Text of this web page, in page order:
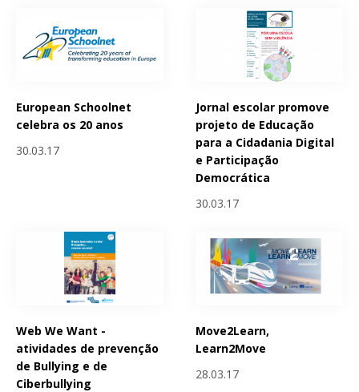
European Schoolnet
celebra os 20 anos
30.03.17
Jornal escolar promove
projeto de Educação
para a Cidadania Digital
e Participação
Democrática
30.03.17
Web We Want -
atividades de prevenção
de Bullying e de
Ciberbullying
Move2Learn,
Learn2Move
28.03.17